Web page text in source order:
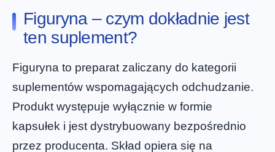
Figuryna – czym dokładnie jest
ten suplement?
Figuryna to preparat zaliczany do kategorii
suplementów wspomagających odchudzanie.
Produkt występuje wyłącznie w formie
kapsułek i jest dystrybuowany bezpośrednio
przez producenta. Skład opiera się na